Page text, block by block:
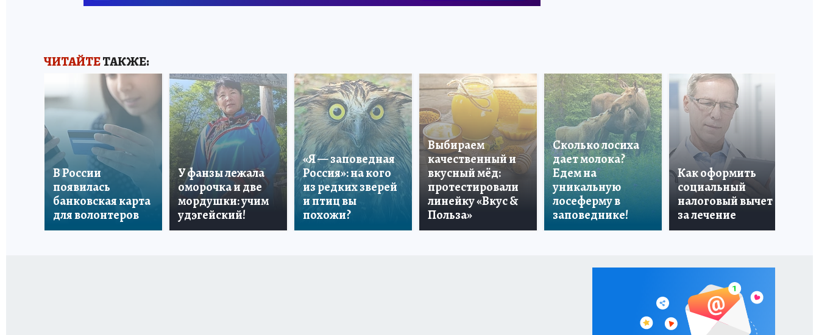
ЧИТАЙТЕТАКЖЕ:
В России
появилась
банковская карта
для волонтеров
У фанзы лежала
оморочка и две
мордушки: учим
удэгейский!
«Я — заповедная
Россия»: на кого
из редких зверей
и птиц вы
похожи?
Выбираем
качественный и
вкусный мёд:
протестировали
линейку «Вкус &
Польза»
Сколько лосиха
дает молока?
Едем на
уникальную
лосеферму в
заповеднике!
Как оформить
социальный
налоговый вычет
за лечение